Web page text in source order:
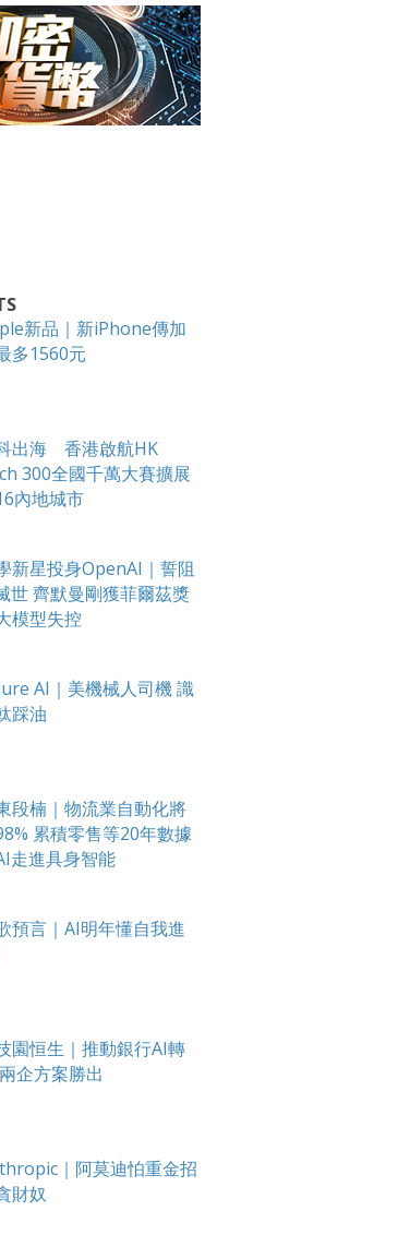
新品｜新iPhone傳加
多1560元
出海 香港啟航HK
300全國千萬大賽擴展
內地城市
新星投身OpenAI｜誓阻
世 齊默曼剛獲菲爾茲獎
模型失控
AI｜美機械人司機 識
踩油
段楠｜物流業自動化將
累積零售等20年數據
走進具身智能
預言｜AI明年懂自我進
園恒生｜推動銀行AI轉
企方案勝出
｜阿莫迪怕重金招
財奴